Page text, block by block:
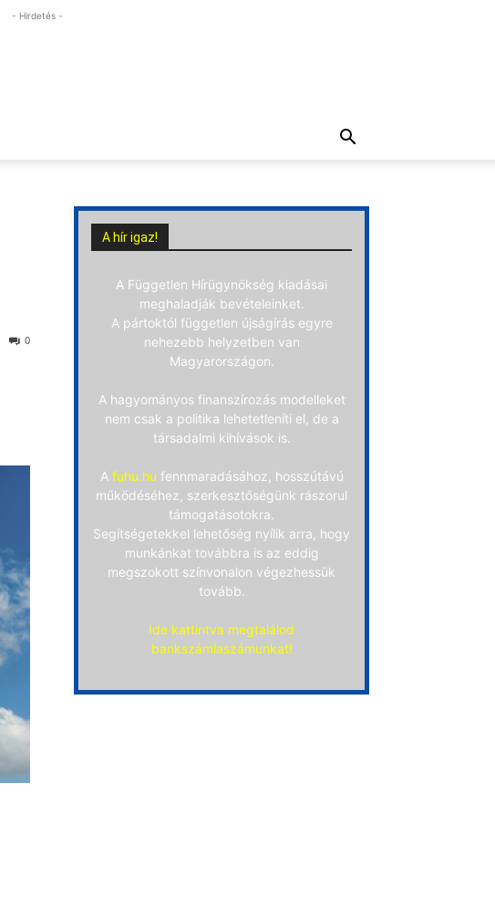
- Hirdetés -
0
A hír igaz!
A Független Hírügynökség kiadásai
meghaladják bevételeinket.
A pártoktól független újságírás egyre
nehezebb helyzetben van
Magyarországon.
A hagyományos finanszírozás modelleket
nem csak a politika lehetetleníti el, de a
társadalmi kihívások is.
A fuhu.hu fennmaradásához, hosszútávú
működéséhez, szerkesztőségünk rászorul
támogatásotokra.
Segítségetekkel lehetőség nyílik arra, hogy
munkánkat továbbra is az eddig
megszokott színvonalon végezhessük
tovább.
Ide kattintva megtalálod
bankszámlaszámunkat!